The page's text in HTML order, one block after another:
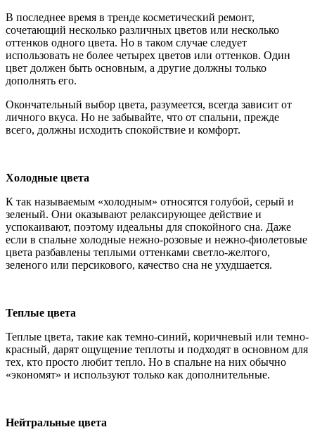
В последнее время в тренде косметический ремонт,
сочетающий несколько различных цветов или несколько
оттенков одного цвета. Но в таком случае следует
использовать не более четырех цветов или оттенков. Один
цвет должен быть основным, а другие должны только
дополнять его.
Окончательный выбор цвета, разумеется, всегда зависит от
личного вкуса. Но не забывайте, что от спальни, прежде
всего, должны исходить спокойствие и комфорт.
Холодные цвета
К так называемым «холодным» относятся голубой, серый и
зеленый. Они оказывают релаксирующее действие и
успокаивают, поэтому идеальны для спокойного сна. Даже
если в спальне холодные нежно-розовые и нежно-фиолетовые
цвета разбавлены теплыми оттенками светло-желтого,
зеленого или персикового, качество сна не ухудшается.
Теплые цвета
Теплые цвета, такие как темно-синий, коричневый или темно-
красный, дарят ощущение теплоты и подходят в основном для
тех, кто просто любит тепло. Но в спальне на них обычно
«экономят» и используют только как дополнительные.
Нейтральные цвета